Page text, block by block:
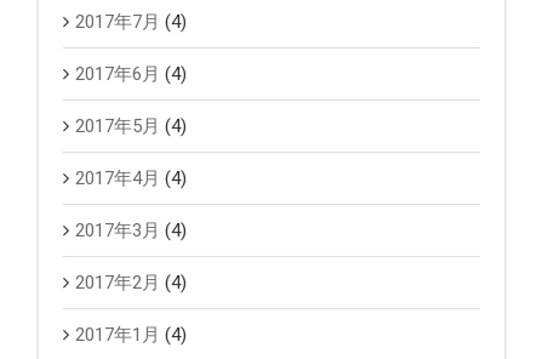
2017年7月 (4)
2017年6月 (4)
2017年5月 (4)
2017年4月 (4)
2017年3月 (4)
2017年2月 (4)
2017年1月 (4)